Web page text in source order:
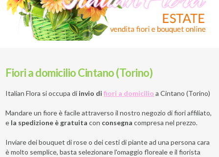
Fiori a domicilio Cintano (Torino)
Italian Flora si occupa di invio difiori a domicilio a Cintano (Torino)
Mandare un fiore è facile attraverso il nostro negozio di fiori affiliato,
e la spedizione è gratuita con consegna compresa nel prezzo.
Inviare dei bouquet di rose o dei cesti di piante ad una persona cara
è molto semplice, basta selezionare l'omaggio floreale e il fiorista